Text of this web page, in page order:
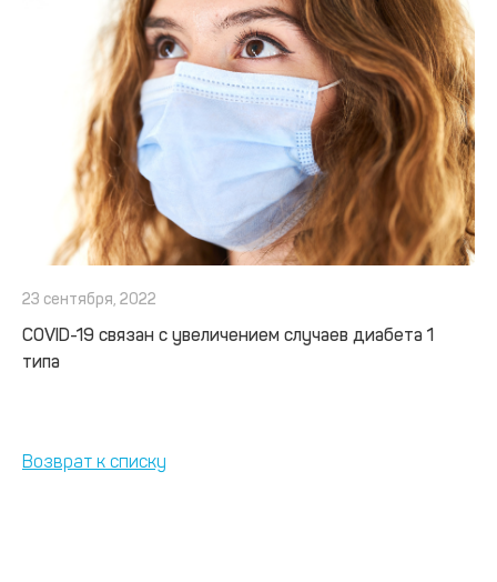
23 сентября, 2022
COVID-19 связан с увеличением случаев диабета 1
типа
Возврат к списку